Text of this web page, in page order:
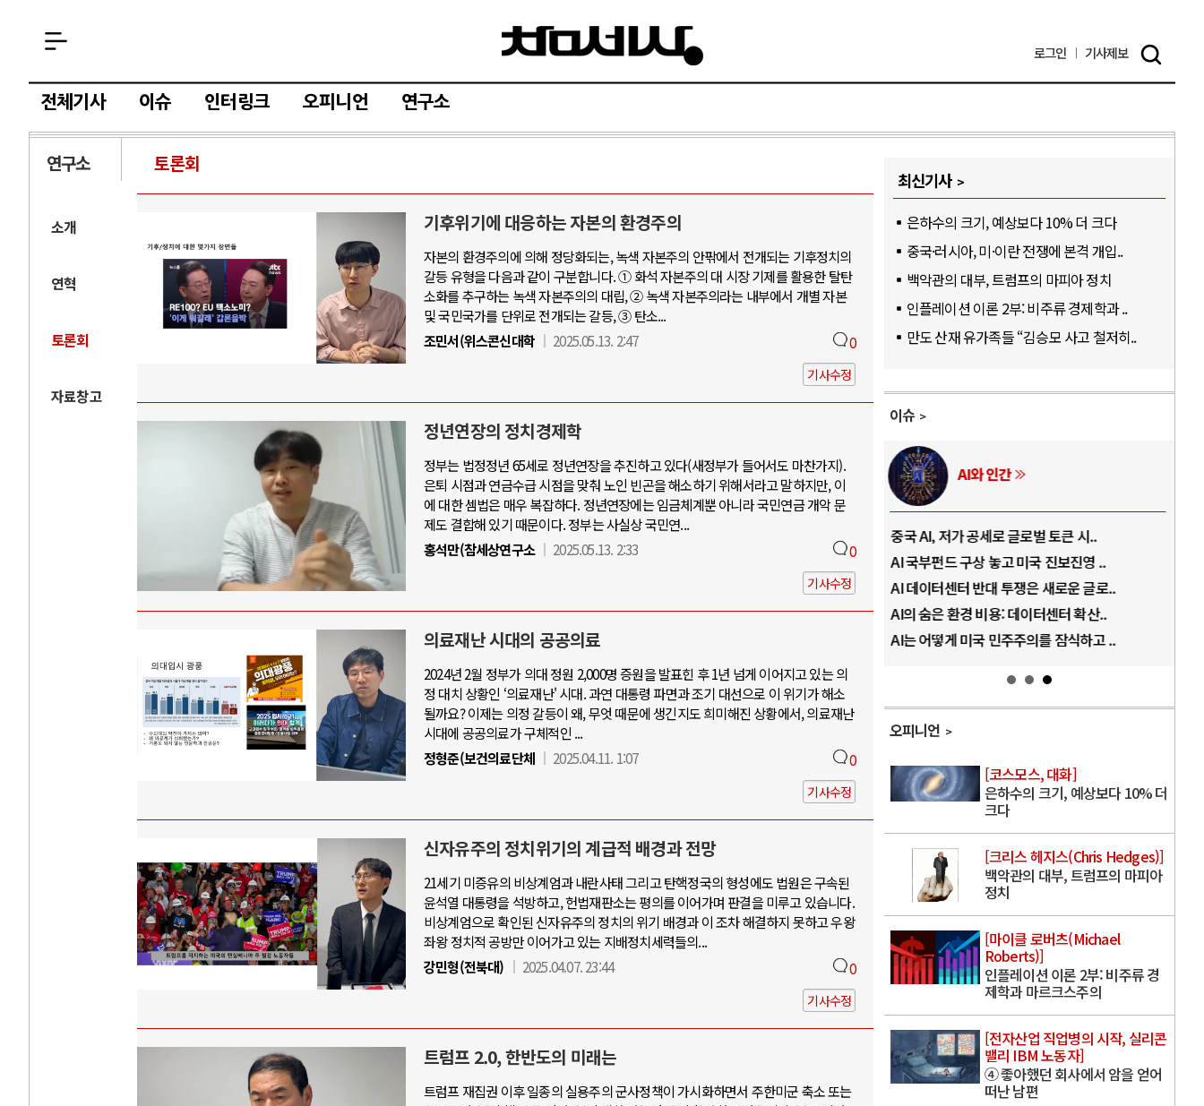
로그인 기사제보
전체기사 이슈 인터링크 오피니언 연구소
연구소 토론회
소개
연혁
토론회
자료창고
기후위기에 대응하는 자본의 환경주의
자본의 환경주의에 의해 정당화되는, 녹색 자본주의 안팎에서 전개되는 기후정치의
갈등 유형을 다음과 같이 구분합니다. ① 화석 자본주의 대 시장 기제를 활용한 탈탄
소화를 추구하는 녹색 자본주의의 대립, ② 녹색 자본주의라는 내부에서 개별 자본
및 국민국가를 단위로 전개되는 갈등, ③ 탄소...
조민서(위스콘신대학
2025.05.13. 2:47 0
기사수정
정년연장의 정치경제학
정부는 법정정년 65세로 정년연장을 추진하고 있다(새정부가 들어서도 마찬가지).
은퇴 시점과 연금수급 시점을 맞춰 노인 빈곤을 해소하기 위해서라고 말하지만, 이
에 대한 셈법은 매우 복잡하다. 정년연장에는 임금체계뿐 아니라 국민연금 개악 문
제도 결합해 있기 때문이다. 정부는 사실상 국민연...
홍석만(참세상연구소
2025.05.13. 2:33 0
기사수정
의료재난 시대의 공공의료
2024년 2월 정부가 의대 정원 2,000명 증원을 발표힌 후 1년 넘게 이어지고 있는 의
정 대치 상황인 ‘의료재난' 시대. 과연 대통령 파면과 조기 대선으로 이 위기가 해소
될까요? 이제는 의정 갈등이 왜, 무엇 때문에 생긴지도 희미해진 상황에서, 의료재난
시대에 공공의료가 구체적인 ...
정형준(보건의료단체
2025.04.11. 1:07 0
기사수정
신자유주의 정치위기의 계급적 배경과 전망
21세기 미증유의 비상계엄과 내란사태 그리고 탄핵정국의 형성에도 법원은 구속된
윤석열 대통령을 석방하고, 헌법재판소는 평의를 이어가며 판결을 미루고 있습니다.
비상계엄으로 확인된 신자유주의 정치의 위기 배경과 이 조차 해결하지 못하고 우왕
좌왕 정치적 공방만 이어가고 있는 지배정치세력들의...
강민형(전북대)
2025.04.07. 23:44 0
기사수정
트럼프 2.0, 한반도의 미래는
트럼프 재집권 이후 일종의 실용주의 군사정책이 가시화하면서 주한미군 축소 또는
최신기사
은하수의 크기, 예상보다 10% 더 크다
중국·러시아, 미·이란 전쟁에 본격 개입..
백악관의 대부, 트럼프의 마피아 정치
인플레이션 이론 2부: 비주류 경제학과 ..
만도 산재 유가족들 “김승모 사고 철저히..
이슈
러시아-우크라이나 전쟁
전쟁의 추상화: 우크라이나, 대리전의 역..
EU·우크라이나 드론 협력 직후, 러시아..
나토, 우크라 군사지원 2027년까지 공..
우크라이나, 덴마크, 에스토니아, 네덜란..
중동 위기
호르무즈 갈등 격화, 트럼프 정치·경제 ..
호르무즈 해협 통행료를 철회한 트럼프
이란, 호르무즈 해협 봉쇄 선택한 배경
트럼프, 이란 압박수단 한계 직면
하마스, 가자 통치권 이양으로 휴전 의지..
AI와 인간
중국 AI, 저가 공세로 글로벌 토큰 시..
AI 국부펀드 구상 놓고 미국 진보진영 ..
AI 데이터센터 반대 투쟁은 새로운 글로..
AI의 숨은 환경 비용: 데이터센터 확산..
AI는 어떻게 미국 민주주의를 잠식하고 ..
전쟁의 추상화: 우크라이나, 대리전의
EU·우크라이나 드론 협력 직후, 러시아
나토, 우크라 군사지원 2027년까지 공..
우크라이나, 덴마크, 에스토니아, 네덜
러·우크라, 대규모 공습 주고받아…민
오피니언
[코스모스, 대화]
은하수의 크기, 예상보다 10% 더
크다
[크리스 헤지스(Chris Hedges)]
백악관의 대부, 트럼프의 마피아
정치
[마이클 로버츠(Michael
Roberts)]
인플레이션 이론 2부: 비주류 경
제학과 마르크스주의
[전자산업 직업병의 시작, 실리콘
밸리 IBM 노동자]
④ 좋아했던 회사에서 암을 얻어
떠난 남편